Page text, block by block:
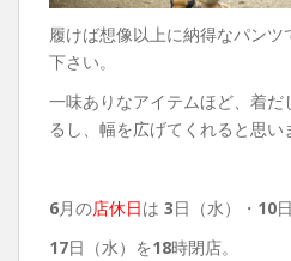
履けば想像以上に納得なパン
下さい。
一味ありなアイテムほど、着
るし、幅を広げてくれると思い
6月の店休日は 3日（水）・ 10
17日（水）を18時閉店。